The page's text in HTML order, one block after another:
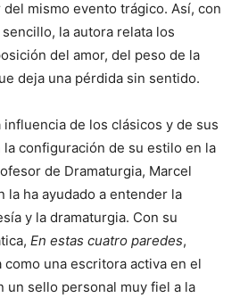
mismo evento trágico. Así, con
la autora relata los
del amor, del peso de la
deja una pérdida sin sentido.
influencia de los clásicos y de sus
configuración de su estilo en la
de Dramaturgia, Marcel
la ha ayudado a entender la
y la dramaturgia. Con su
En estas cuatro paredes,
como una escritora activa en el
un sello personal muy fiel a la